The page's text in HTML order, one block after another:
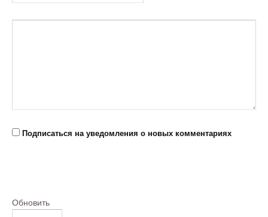
Подписаться на уведомления о новых комментариях
Обновить